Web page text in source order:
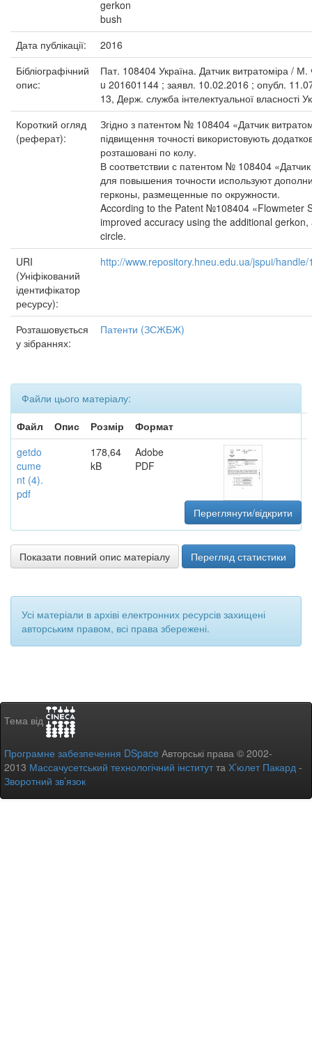
gerkon
bush
Дата публікації:
2016
Бібліографічний
опис:
Пат. 108404 Україна. Датчик витратоміра /
u 201601144 ; заявл. 10.02.2016 ; опубл.
13, Держ. служба інтелектуальної власності
Короткий огляд
(реферат):
Згідно з патентом № 108404 «Датчик
підвищення точності використовують
розташовані по колу.
В соответствии с патентом № 108404
для повышения точности используют
герконы, размещенные по окружности.
According to the Patent №108404 «Flowmeter
improved accuracy using the additional
circle.
URI
(Уніфікований
ідентифікатор
ресурсу):
http://www.repository.hneu.edu.ua/jspui/
Розташовується
у зібраннях:
Патенти (ЗСЖБЖ)
Файли цього матеріалу:
Файл
Опис Розмір
Формат
getdo
cume
nt (4).
pdf
178,64
kB
Adobe
PDF
Переглянути/відкрити
Показати повний опис матеріалу Перегляд статистики
Усі матеріали в архіві електронних ресурсів захищені
авторським правом, всі права збережені.
Тема від
Програмне забезпечення DSpace Авторські права © 2002-
2013 Массачусетський технологічний інститутта Х’юлет Пакард -
Зворотний зв’язок